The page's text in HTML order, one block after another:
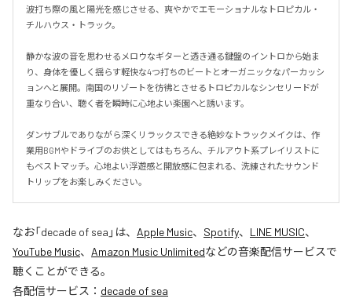
波打ち際の風と陽光を感じさせる、爽やかでエモーショナルなトロピカル・
チルハウス・トラック。
静かな波の音を思わせるメロウなギターと透き通る鍵盤のイントロから始ま
り、身体を優しく揺らす軽快な4つ打ちのビートとオーガニックなパーカッシ
ョンへと展開。南国のリゾートを彷彿とさせるトロピカルなシンセリードが
重なり合い、聴く者を瞬時に心地よい楽園へと誘います。
ダンサブルでありながら深くリラックスできる絶妙なトラックメイクは、作
業用BGMやドライブのお供としてはもちろん、チルアウト系プレイリストに
もベストマッチ。心地よい浮遊感と開放感に包まれる、洗練されたサウンド
トリップをお楽しみください。
なお「decade of sea 」は、 Apple Music、 Spotify、 LINE MUSIC、
YouTube Music、 Amazon Music Unlimitedなどの音楽配信サービスで
聴くことができる。
各配信サービス： decade of sea